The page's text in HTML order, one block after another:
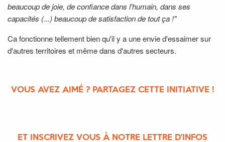
beaucoup de joie, de confiance dans l'humain, dans ses
capacités (...) beaucoup de satisfaction de tout ça !"
Ca fonctionne tellement bien qu'il y a une envie d'essaimer sur
d'autres territoires et même dans d'autres secteurs.
VOUS AVEZ AIMÉ ? PARTAGEZ CETTE INITIATIVE !
ET INSCRIVEZ VOUS À NOTRE LETTRE D'INFOS